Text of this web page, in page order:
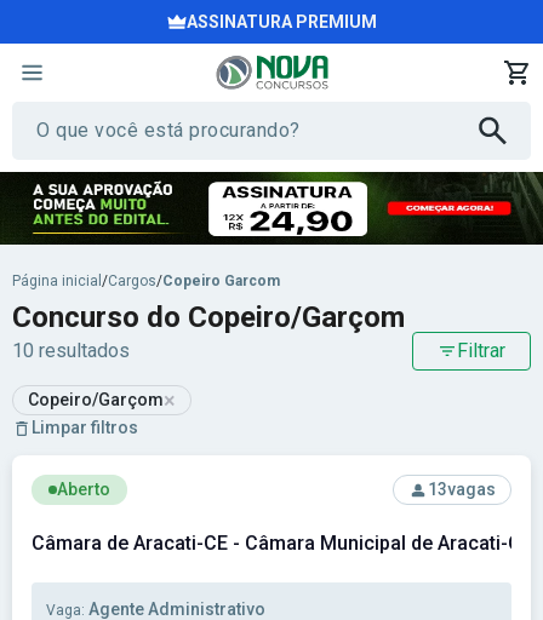
ASSINATURA PREMIUM
Página inicial /Cargos/Copeiro Garcom
Concurso do Copeiro/Garçom
10 resultados Filtrar
Copeiro/Garçom×
Limpar filtros
Ver concurso: Câmara de Aracati-CE - Câmara Municipal de
Aberto 13vagas
Câmara de Aracati-CE - Câmara Municipal de Aracati-CE
Vaga: Agente Administrativo